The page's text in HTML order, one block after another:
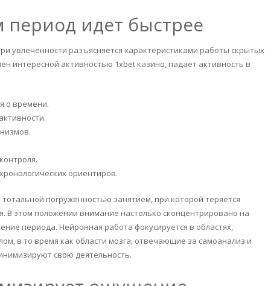
период идет быстрее
увлеченности разъясняется характеристиками работы скрытых
интересной активностью 1xbet казино, падает активность в
о времени.
ориентиров.
погруженностью занятием, при которой теряется
этом положении внимание настолько сконцентрировано на
периода. Нейронная работа фокусируется в областях,
в то время как области мозга, отвечающие за самоанализ и
свою деятельность.